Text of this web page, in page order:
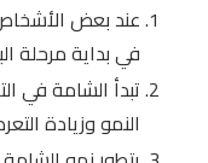
عند بعض
في بداية مرحلة البلوغ
تبدأ الشامة في
النمو وزيادة